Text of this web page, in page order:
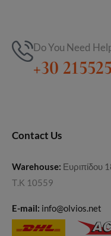
Do You Need
+30
Contact Us
Warehouse: Ευριπίδου
Τ.Κ 10559
E-mail: info@olvios.net